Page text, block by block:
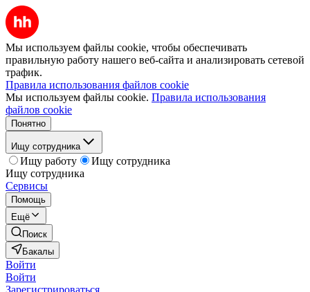
Мы используем файлы cookie, чтобы обеспечивать
правильную работу нашего веб-сайта и анализировать сетевой
трафик.
Правила использования файлов cookie
Мы используем файлы cookie. Правила использования
файлов cookie
Понятно
Ищу сотрудника
Ищу работу
Ищу сотрудника
Ищу сотрудника
Сервисы
Помощь
Ещё
Поиск
Бакалы
Войти
Войти
Зарегистрироваться